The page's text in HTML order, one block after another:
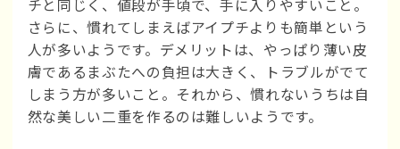
チと同じく、値段が手頃で、手に入りやすいこと。
さらに、慣れてしまえばアイプチよりも簡単という
人が多いようです。デメリットは、やっぱり薄い皮
膚であるまぶたへの負担は大きく、トラブルがでて
しまう方が多いこと。それから、慣れないうちは自
然な美しい二重を作るのは難しいようです。